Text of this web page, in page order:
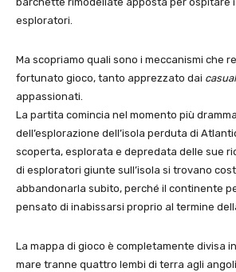
esploratori.
Ma scopriamo quali sono i meccanismi che
fortunato gioco, tanto apprezzato dai
appassionati.
La partita comincia nel momento più
dell’esplorazione dell’isola perduta di
scoperta, esplorata e depredata delle sue
di esploratori giunte sull’isola si trovano
abbandonarla subito, perché il continente
pensato di inabissarsi proprio al termine
La mappa di gioco è completamente divisa
mare tranne quattro lembi di terra agli